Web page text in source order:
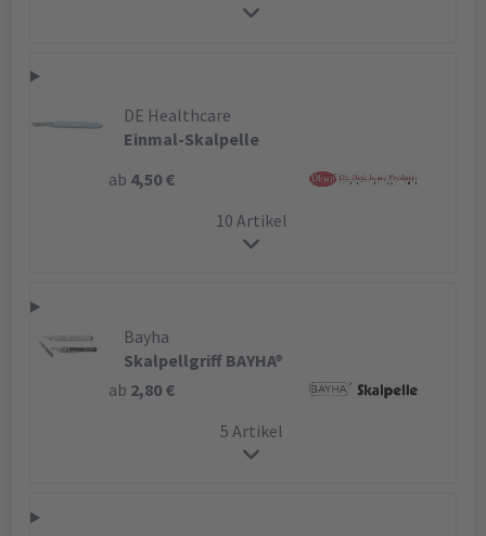
DE Healthcare
Einmal-Skalpelle
ab 4,50 €
10 Artikel
Bayha
Skalpellgriff BAYHA®
ab 2,80 €
5 Artikel